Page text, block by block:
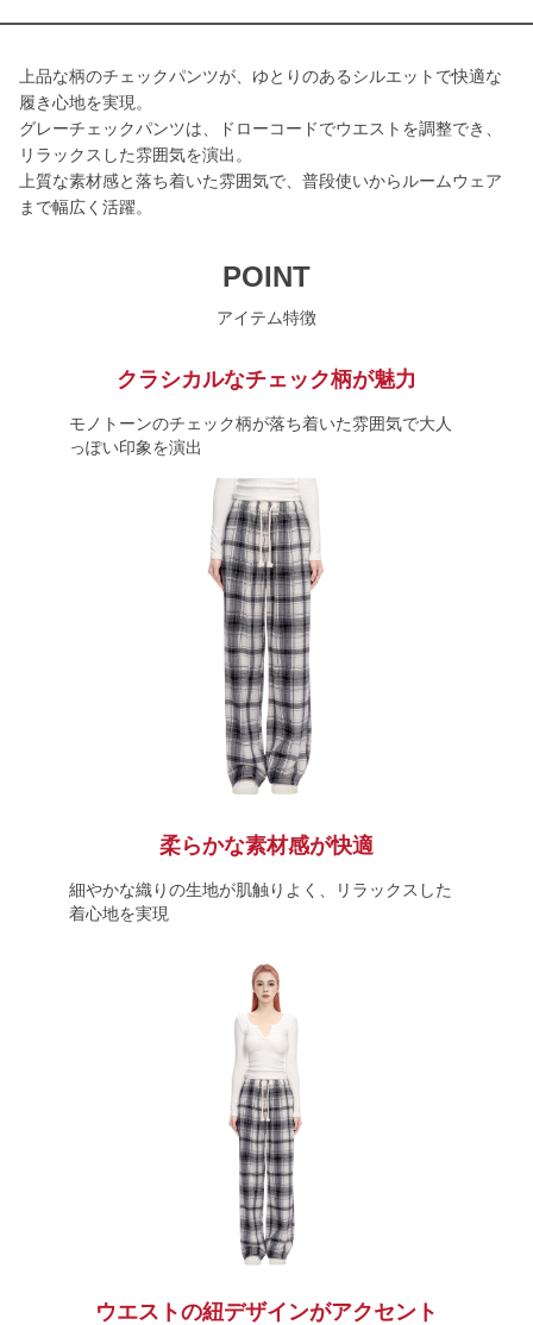
上品な柄のチェックパンツが、ゆとりのあるシルエットで快適な
履き心地を実現。
グレーチェックパンツは、ドローコードでウエストを調整でき、
リラックスした雰囲気を演出。
上質な素材感と落ち着いた雰囲気で、普段使いからルームウェア
まで幅広く活躍。
POINT
アイテム特徴
クラシカルなチェック柄が魅力
モノトーンのチェック柄が落ち着いた雰囲気で大人
っぽい印象を演出
柔らかな素材感が快適
細やかな織りの生地が肌触りよく、リラックスした
着心地を実現
ウエストの紐デザインがアクセント